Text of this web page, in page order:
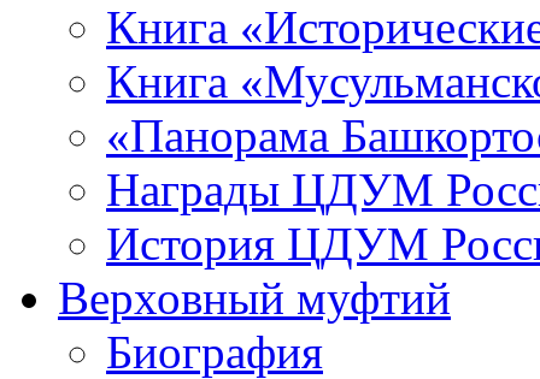
Книга
Книга
«Панорама
Награды ЦДУМ
История ЦДУМ
Верховный муфтий
Биография